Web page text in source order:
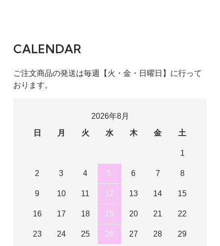
CALENDAR
ご注文商品の発送は毎週【火・金・日曜日】に行って
おります。
2026年8月
日
月 火 水 木 金 土
1
2 3 4 5 6 7 8
9 10 11 12 13 14 15
16 17 18 19 20 21 22
23 24 25 26 27 28 29